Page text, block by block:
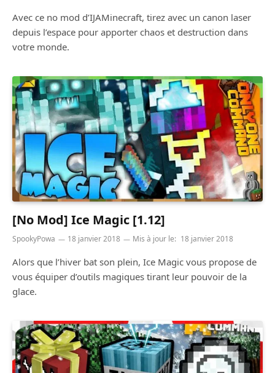
Avec ce no mod d’IJAMinecraft, tirez avec un canon laser
depuis l’espace pour apporter chaos et destruction dans
votre monde.
[No Mod] Ice Magic [1.12]
SpookyPowa 18 janvier 2018 Mis à jour le: 18 janvier 2018
Alors que l’hiver bat son plein, Ice Magic vous propose de
vous équiper d’outils magiques tirant leur pouvoir de la
glace.